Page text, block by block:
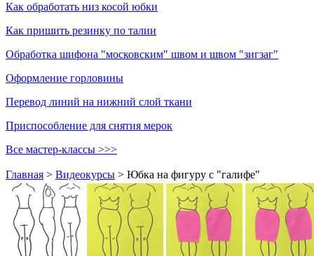
Как обработать низ косой юбки
Как пришить резинку по талии
Обработка шифона "московским" швом и швом "зигзаг"
Оформление горловины
Перевод линий на нижний слой ткани
Приспособление для снятия мерок
Все мастер-классы >>>
Главная > Видеокурсы > Юбка на фигуру с "галифе"